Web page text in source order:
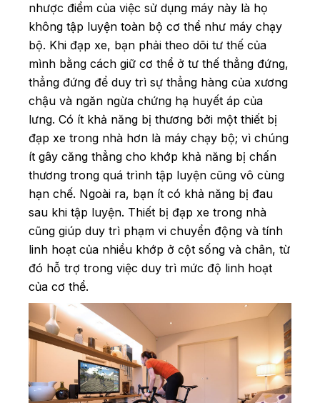
nhược điểm của việc sử dụng máy này là họ
không tập luyện toàn bộ cơ thể như máy chạy
bộ. Khi đạp xe, bạn phải theo dõi tư thế của
mình bằng cách giữ cơ thể ở tư thế thẳng đứng,
thẳng đứng để duy trì sự thẳng hàng của xương
chậu và ngăn ngừa chứng hạ huyết áp của
lưng. Có ít khả năng bị thương bởi một thiết bị
đạp xe trong nhà hơn là máy chạy bộ; vì chúng
ít gây căng thẳng cho khớp khả năng bị chấn
thương trong quá trình tập luyện cũng vô cùng
hạn chế. Ngoài ra, bạn ít có khả năng bị đau
sau khi tập luyện. Thiết bị đạp xe trong nhà
cũng giúp duy trì phạm vi chuyển động và tính
linh hoạt của nhiều khớp ở cột sống và chân, từ
đó hỗ trợ trong việc duy trì mức độ linh hoạt
của cơ thể.